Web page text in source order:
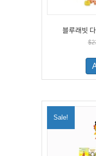
블루래빗
$
Sale!